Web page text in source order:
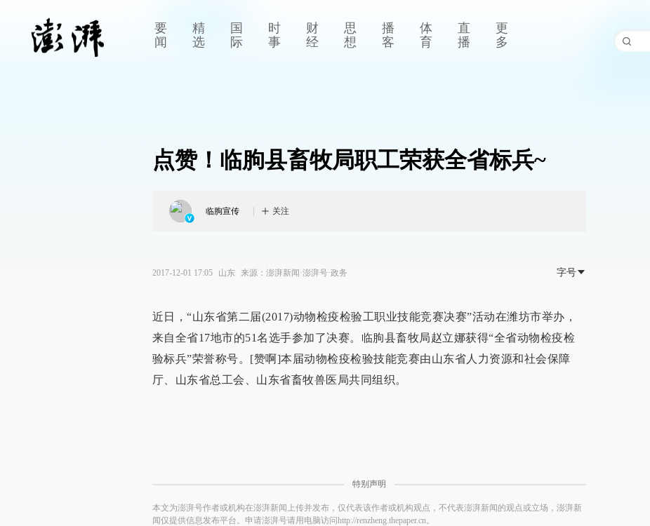
要
闻
精
选
国
际
时
事
财
经
思
想
播
客
体
育
直
播
更
多
点赞！临朐县畜牧局职工荣获全省标兵~
临朐宣传 关注
2017-12-01 17:05 山东 来源： 澎湃新闻·澎湃号·政务 字号
近日，“山东省第二届(2017)动物检疫检验工职业技能竞赛决赛”活动在潍坊市举办，
来自全省17地市的51名选手参加了决赛。临朐县畜牧局赵立娜获得“全省动物检疫检
验标兵”荣誉称号。[赞啊]本届动物检疫检验技能竞赛由山东省人力资源和社会保障
厅、山东省总工会、山东省畜牧兽医局共同组织。
特别声明
本文为澎湃号作者或机构在澎湃新闻上传并发布，仅代表该作者或机构观点，不代表澎湃新闻的观点或立场，澎湃新
闻仅提供信息发布平台。申请澎湃号请用电脑访问http://renzheng.thepaper.cn。